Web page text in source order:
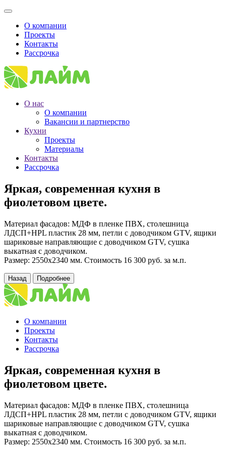
О компании
Проекты
Контакты
Рассрочка
О нас
О компании
Вакансии и партнерство
Кухни
Проекты
Материалы
Контакты
Рассрочка
Яркая, современная кухня в
фиолетовом цвете.
Материал фасадов: МДФ в пленке ПВХ, столешница
ЛДСП+HPL пластик 28 мм, петли с доводчиком GTV, ящики
шариковые направляющие с доводчиком GTV, сушка
выкатная с доводчиком.
Размер: 2550х2340 мм. Стоимость 16 300 руб. за м.п.
Назад Подробнее
О компании
Проекты
Контакты
Рассрочка
Яркая, современная кухня в
фиолетовом цвете.
Материал фасадов: МДФ в пленке ПВХ, столешница
ЛДСП+HPL пластик 28 мм, петли с доводчиком GTV, ящики
шариковые направляющие с доводчиком GTV, сушка
выкатная с доводчиком.
Размер: 2550х2340 мм. Стоимость 16 300 руб. за м.п.